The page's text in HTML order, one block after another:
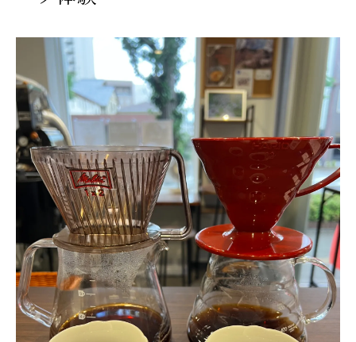
彩り豊かなカップで味わうコーヒー時間
き
コーヒーの香りを引き立てるカップ選びのコツ
カップとコーヒーで彩る和歌山市のカフェ時間
カラフルなカップとコーヒーで楽しむ午後の贅
沢
おしゃれなカップで広がるコーヒー体験の魅力
テイクアウトも楽しめる注目のカフェ案内
コーヒーとカップのテイクアウトで楽しむ和歌
山市
持ち帰りにぴったりなコーヒーカップスイーツ
特集
テイクアウト対応のカフェで手軽にコーヒー体